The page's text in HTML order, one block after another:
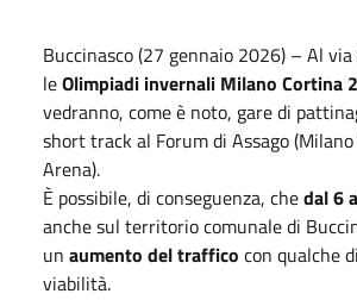
Buccinasco (27 gennaio 2026) – Al
leOlimpiadi invernali Milano Cortina
vedranno, come è noto, gare di
short track al Forum di Assago
Arena).
È possibile, di conseguenza, chedal 6
anche sul territorio comunale di
un aumento del traffico con qualche
viabilità.